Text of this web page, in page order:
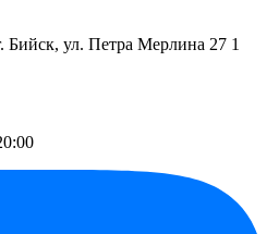
Бийск, ул. Петра Мерлина 27 1